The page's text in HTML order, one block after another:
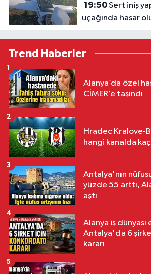
19:50Sert iniş yapan eğitim
uçağında hasar
Trend Haberler
Alanya’da özel
CİMER’e taşındı
1
Hradec Kralove-
hangi kanalda
2
Antalya'nın
yüzde 55 arttı,
aştı
3
Alanya iş dünyası
Antalya'da 6
kararı
4
5